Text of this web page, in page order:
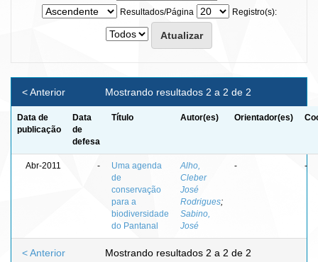
Resultados/Página
Registro(s):
Mostrando resultados 2 a 2 de 2
< Anterior
Data de
publicação
Data
de
defesa
Título Autor(es) Orientador(es)
Abr-2011 -
Uma agenda
de
conservação
para a
biodiversidade
do Pantanal
Alho,
Cleber
José
Rodrigues;
Sabino,
José
- -
Mostrando resultados 2 a 2 de 2
< Anterior